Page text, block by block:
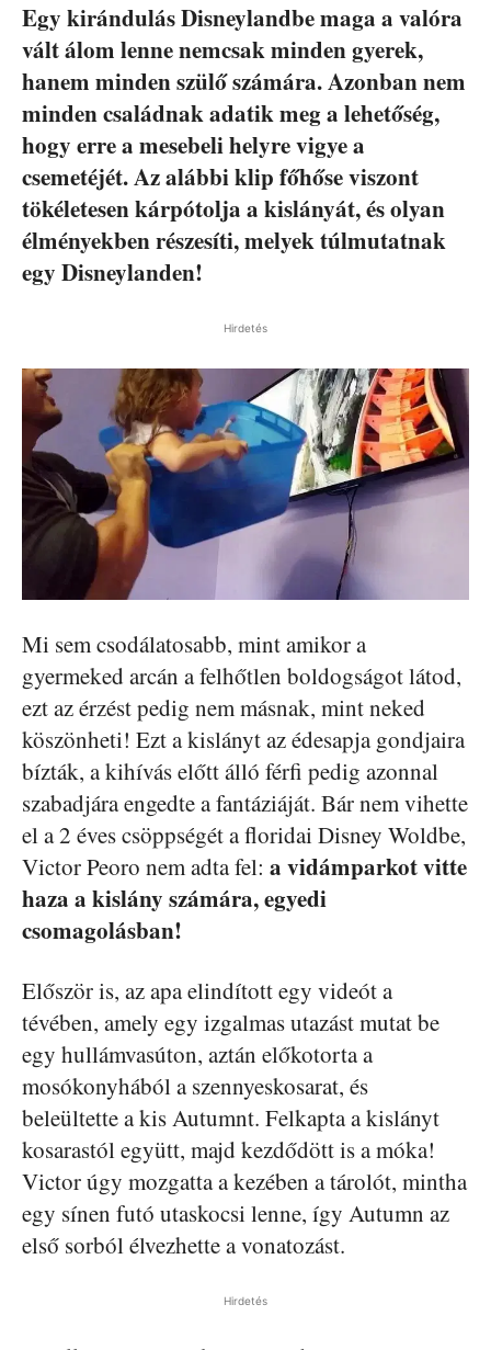
Egy kirándulás Disneylandbe maga a valóra
vált álom lenne nemcsak minden gyerek,
hanem minden szülő számára. Azonban nem
minden családnak adatik meg a lehetőség,
hogy erre a mesebeli helyre vigye a
csemetéjét. Az alábbi klip főhőse viszont
tökéletesen kárpótolja a kislányát, és olyan
élményekben részesíti, melyek túlmutatnak
egy Disneylanden!
Hirdetés
Mi sem csodálatosabb, mint amikor a
gyermeked arcán a felhőtlen boldogságot látod,
ezt az érzést pedig nem másnak, mint neked
köszönheti! Ezt a kislányt az édesapja gondjaira
bízták, a kihívás előtt álló férfi pedig azonnal
szabadjára engedte a fantáziáját. Bár nem vihette
el a 2 éves csöppségét a floridai Disney Woldbe,
Victor Peoro nem adta fel: a vidámparkot vitte
haza a kislány számára, egyedi
csomagolásban!
Először is, az apa elindított egy videót a
tévében, amely egy izgalmas utazást mutat be
egy hullámvasúton, aztán előkotorta a
mosókonyhából a szennyeskosarat, és
beleültette a kis Autumnt. Felkapta a kislányt
kosarastól együtt, majd kezdődött is a móka!
Victor úgy mozgatta a kezében a tárolót, mintha
egy sínen futó utaskocsi lenne, így Autumn az
első sorból élvezhette a vonatozást.
Hirdetés